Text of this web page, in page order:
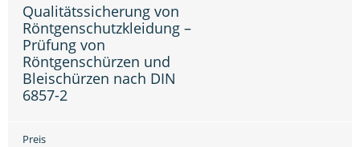
Qualitätssicherung von
Röntgenschutzkleidung –
Prüfung von
Röntgenschürzen und
Bleischürzen nach DIN
6857-2
Preis